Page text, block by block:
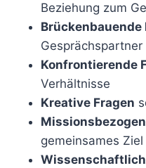
Beziehung zum
Brückenbauende
Konfrontierende
Verhältnisse
Kreative Fragen
gemeinsames Ziel